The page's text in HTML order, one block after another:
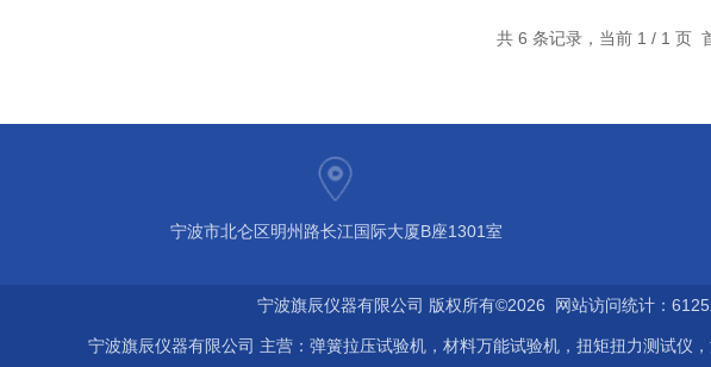
共 6 条记录，当前 1 / 1 页
宁波市北仑区明州路长江国际大厦B座1301室
宁波旗辰仪器有限公司 版权所有©2026 网站访问统计：
宁波旗辰仪器有限公司 主营：弹簧拉压试验机，材料万能试验机，扭矩扭力测试仪